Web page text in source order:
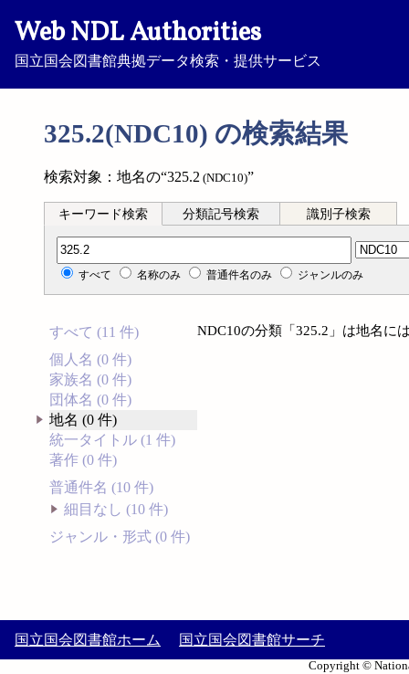
Web NDL Authorities
国立国会図書館典拠データ検索・提供サービス
325.2(NDC10) の検索結果
検索対象：地名の“325.2 (NDC10)”
キーワード検索 分類記号検索 識別子検索
分類記号検索
すべて 名称のみ 普通件名のみ ジャンルのみ
すべて (11 件)
個人名 (0 件)
家族名 (0 件)
団体名 (0 件)
地名 (0 件)
統一タイトル (1 件)
著作 (0 件)
普通件名 (10 件)
細目なし (10 件)
ジャンル・形式 (0 件)
NDC10の分類「325.2」は地名に
国立国会図書館ホーム 国立国会図書館サーチ
Copyright ©